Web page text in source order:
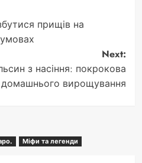
прищів на
Next:
з насіння: покрокова
домашнього вирощування
Міфи та легенди